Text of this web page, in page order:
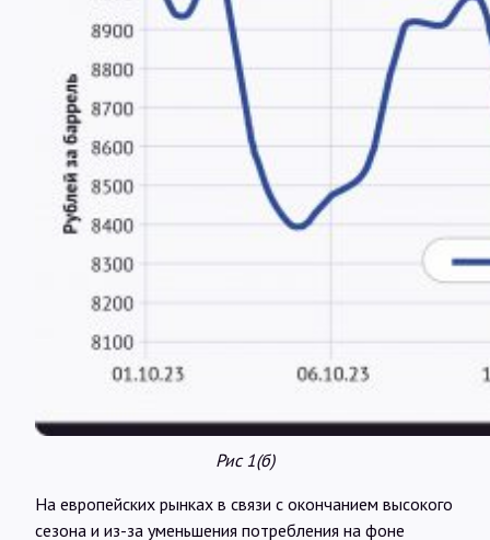
Рис 1(б)
На европейских рынках в связи с окончанием высокого
сезона и из-за уменьшения потребления на фоне